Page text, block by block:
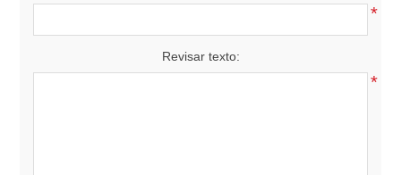
*
Revisar texto:
*